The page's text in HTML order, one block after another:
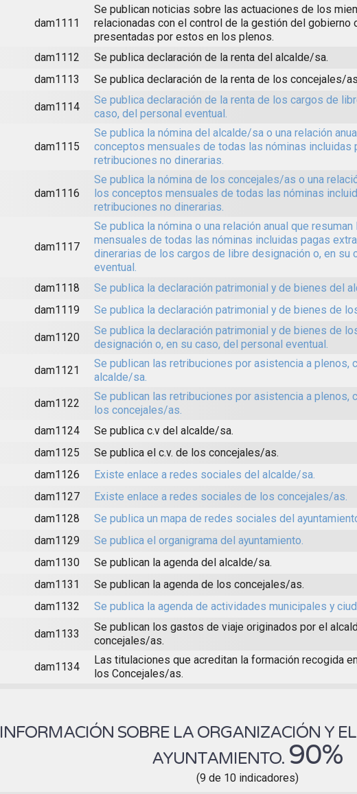
dam1111
Se publican noticias sobre las actuaciones de los
relacionadas con el control de la gestión del gobierno
presentadas por estos en los plenos.
dam1112
Se publica declaración de la renta del alcalde/sa.
dam1113
Se publica declaración de la renta de los concejales/
dam1114
Se publica declaración de la renta de los cargos de
caso, del personal eventual.
dam1115
Se publica la nómina del alcalde/sa o una relación
conceptos mensuales de todas las nóminas incluidas
retribuciones no dinerarias.
dam1116
Se publica la nómina de los concejales/as o una
los conceptos mensuales de todas las nóminas
retribuciones no dinerarias.
dam1117
Se publica la nómina o una relación anual que
mensuales de todas las nóminas incluidas pagas
dinerarias de los cargos de libre designación o, en su
eventual.
dam1118
Se publica la declaración patrimonial y de bienes del
dam1119
Se publica la declaración patrimonial y de bienes de
dam1120
Se publica la declaración patrimonial y de bienes de
designación o, en su caso, del personal eventual.
dam1121
Se publican las retribuciones por asistencia a plenos,
alcalde/sa.
dam1122
Se publican las retribuciones por asistencia a plenos,
los concejales/as.
dam1124
Se publica c.v del alcalde/sa.
dam1125
Se publica el c.v. de los concejales/as.
dam1126
Existe enlace a redes sociales del alcalde/sa.
dam1127
Existe enlace a redes sociales de los concejales/as.
dam1128
Se publica un mapa de redes sociales del
dam1129
Se publica el organigrama del ayuntamiento.
dam1130
Se publican la agenda del alcalde/sa.
dam1131
Se publican la agenda de los concejales/as.
dam1132
Se publica la agenda de actividades municipales y
dam1133
Se publican los gastos de viaje originados por el
concejales/as.
dam1134
Las titulaciones que acreditan la formación recogida
los Concejales/as.
INFORMACIÓN SOBRE LA ORGANIZACIÓN Y
AYUNTAMIENTO. 90%
(9 de 10 indicadores)